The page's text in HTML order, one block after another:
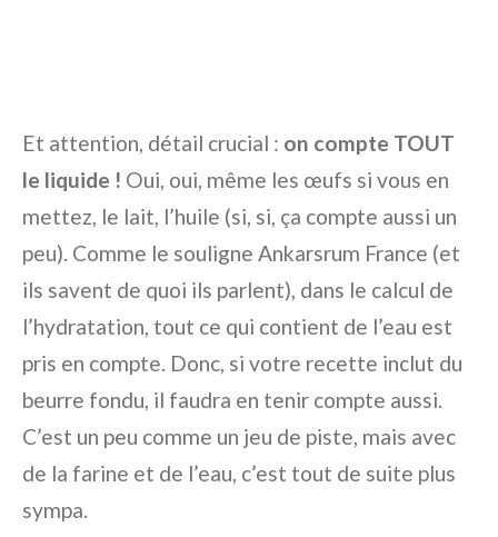
Et attention, détail crucial : on compte TOUT
le liquide ! Oui, oui, même les œufs si vous en
mettez, le lait, l’huile (si, si, ça compte aussi un
peu). Comme le souligne Ankarsrum France (et
ils savent de quoi ils parlent), dans le calcul de
l’hydratation, tout ce qui contient de l’eau est
pris en compte. Donc, si votre recette inclut du
beurre fondu, il faudra en tenir compte aussi.
C’est un peu comme un jeu de piste, mais avec
de la farine et de l’eau, c’est tout de suite plus
sympa.